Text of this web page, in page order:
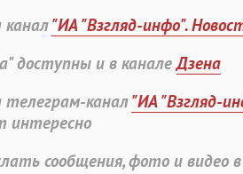
"ИА "Взгляд-инфо".
доступны и в каналеДзена
канал"ИА "Взгляд-
интересно
сообщения, фото и видео